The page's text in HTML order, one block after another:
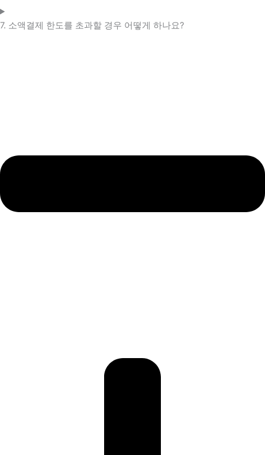
7. 소액결제 한도를 초과할 경우 어떻게 하나요?